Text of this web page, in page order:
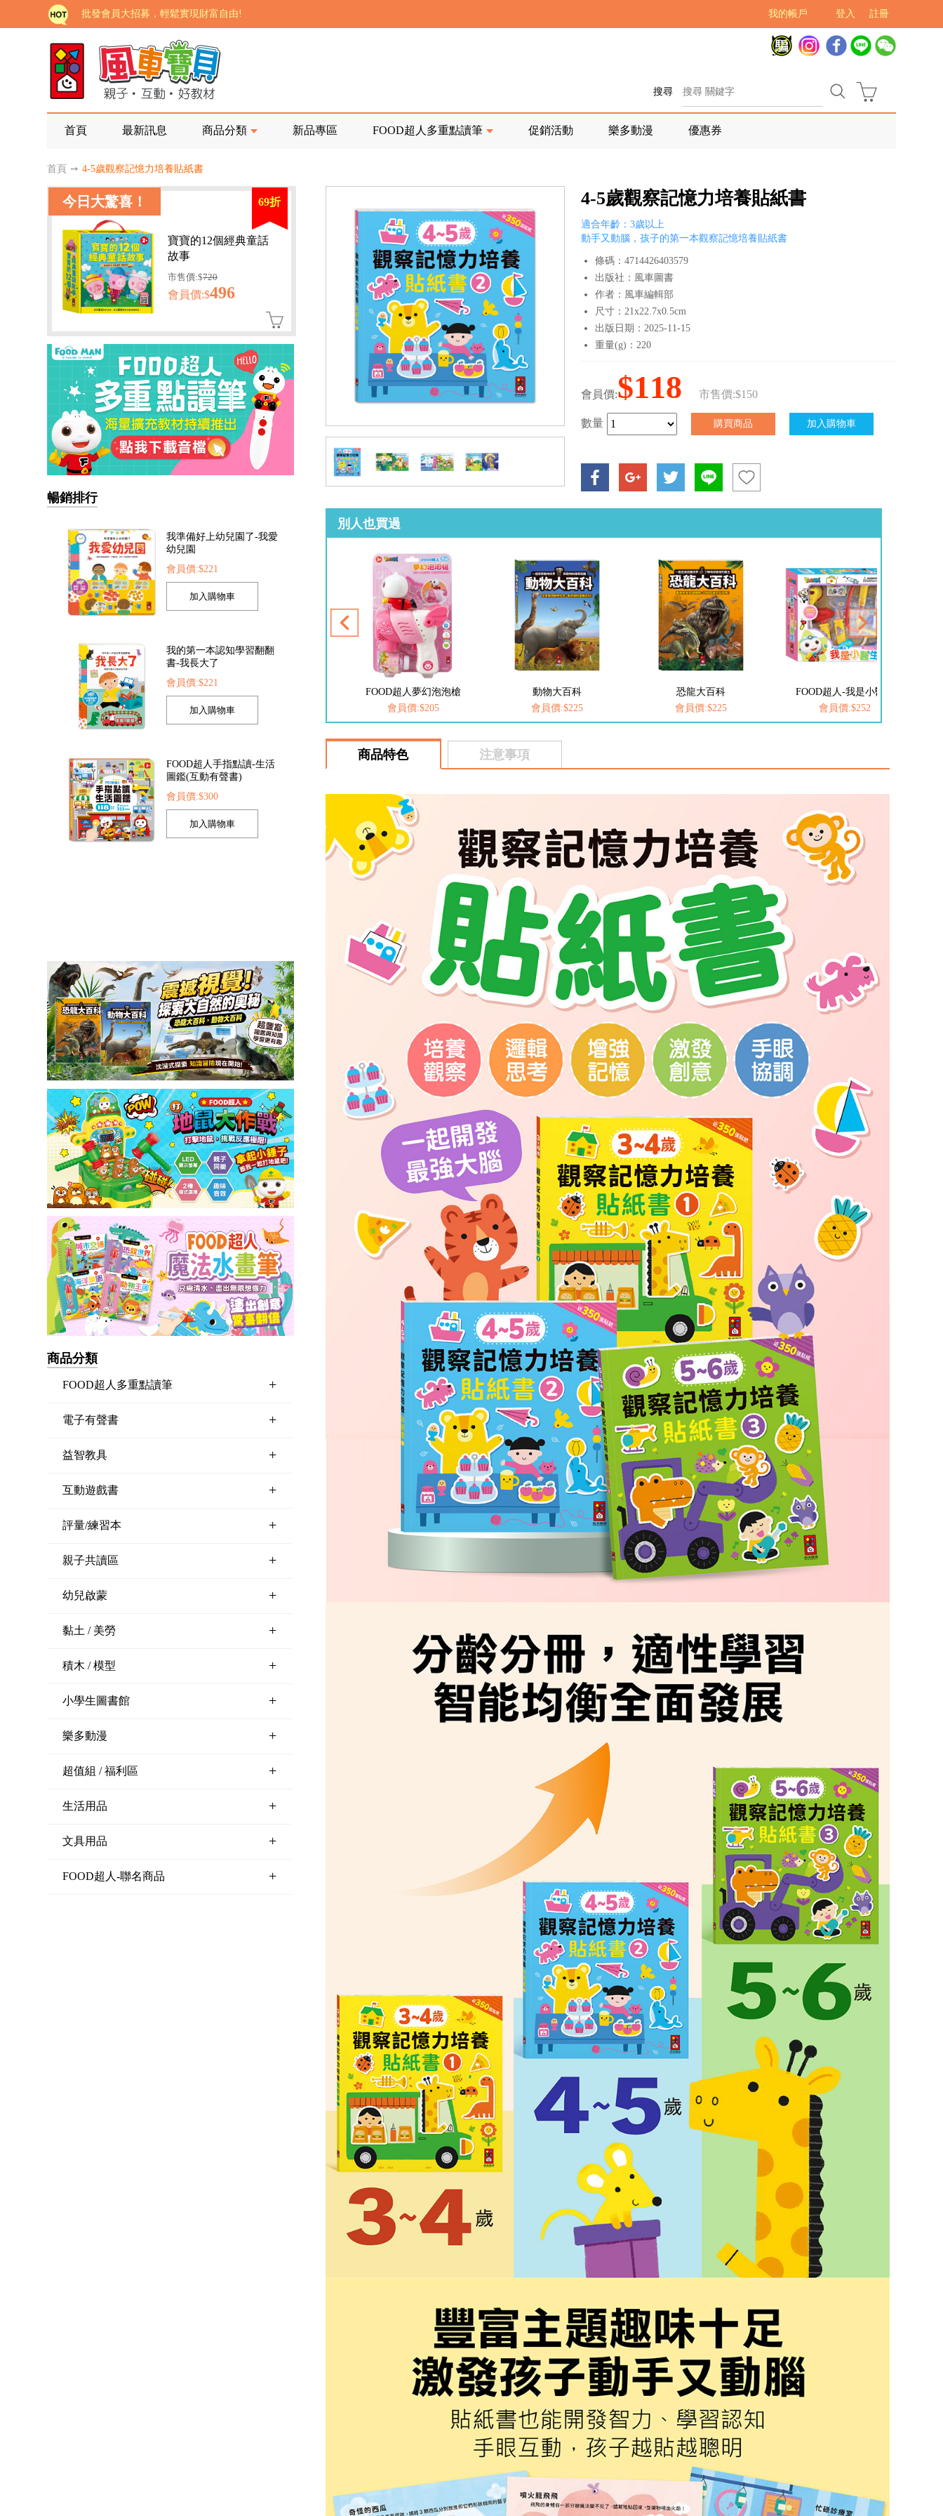
註冊
登入
我的帳戶
批發會員大招募，輕鬆實現財富自由!
如需更改或重開發票 需在訂單成立三天內通知客服 寄回發票需附上回郵郵票
老師您好!!幼教會員火熱招募中~
海外購物免煩惱！點我查看『海外購物流程說明』
家長樂了!「風車書版集團暨FOOD超人企業總部」目前正興建中!
老師您好!!幼教會員火熱招募中~
海外購物免煩惱！點我查看『海外購物流程說明』
搜尋
首頁 最新訊息 商品分類 新品專區 FOOD超人多重點讀筆 促銷活動 樂多動漫 優惠券
首頁 ➙ 4-5歲觀察記憶力培養貼紙書
今日大驚喜！ 69折
寶寶的12個經典童話
故事
市售價:$720
會員價:$496
暢銷排行
幼兒園
書-我長大了
圖鑑(互動有聲書)
商品分類
FOOD超人多重點讀筆 +
電子有聲書 +
益智教具 +
互動遊戲書 +
評量/練習本 +
親子共讀區 +
幼兒啟蒙 +
黏土 / 美勞 +
積木 / 模型 +
小學生圖書館 +
樂多動漫 +
超值組 / 福利區 +
生活用品 +
文具用品 +
FOOD超人-聯名商品 +
4-5歲觀察記憶力培養貼紙書
適合年齡：3歲以上
動手又動腦，孩子的第一本觀察記憶培養貼紙書
條碼：4714426403579
出版社：風車圖書
作者：風車編輯部
尺寸：21x22.7x0.5cm
出版日期：2025-11-15
重量(g)：220
會員價:$118 市售價:$150
數量
別人也買過
FOOD超人繽紛泡泡槍
會員價:$205
動物大百科
會員價:$225
恐龍大百科
會員價:$225
FOOD超人-我是小醫生
會員價:$252
愛思考的小小孩(全套8冊)
會員價:$537
商品特色 注意事項